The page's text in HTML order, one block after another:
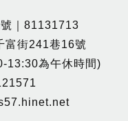
｜81131713
富街241巷16號
13:30為午休時間)